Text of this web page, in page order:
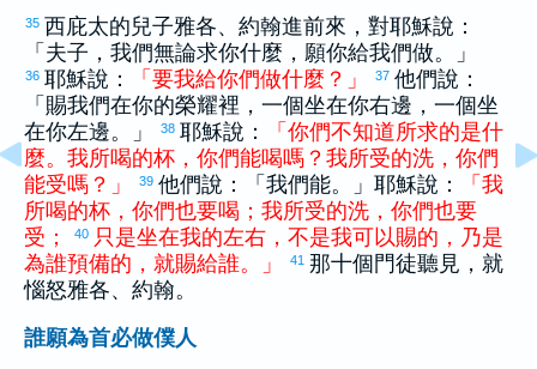
35 西庇太的兒子雅各、 約翰進前來，對耶穌說：
「夫子，我們無論求你什麼，願你給我們做。」
36 耶穌說： 「 要我給你們做什麼 ？ 」 37 他們說：
「賜我們在你的榮耀裡，一個坐在你右邊，一個坐
在你左邊。」
38 耶穌說： 「 你們不知道所求的是什
麼。 我所喝的杯 ， 你們能喝嗎 ？ 我所受的洗 ， 你們
能受嗎 ？ 」 39 他們說：「我們能。」耶穌說： 「 我
所喝的杯 ， 你們也要喝 ； 我所受的洗 ， 你們也要
受 ； 40 只是坐在我的左右 ， 不是我可以賜的 ， 乃是
為誰預備的 ， 就賜給誰。 」 41 那十個門徒聽見，就
惱怒雅各、 約翰。
誰願為首必做僕人